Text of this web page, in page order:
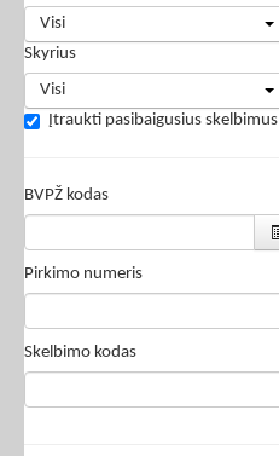
Visi
Skyrius
Visi
Įtraukti pasibaigusius skelbimus
BVPŽ kodas
Pirkimo numeris
Skelbimo kodas